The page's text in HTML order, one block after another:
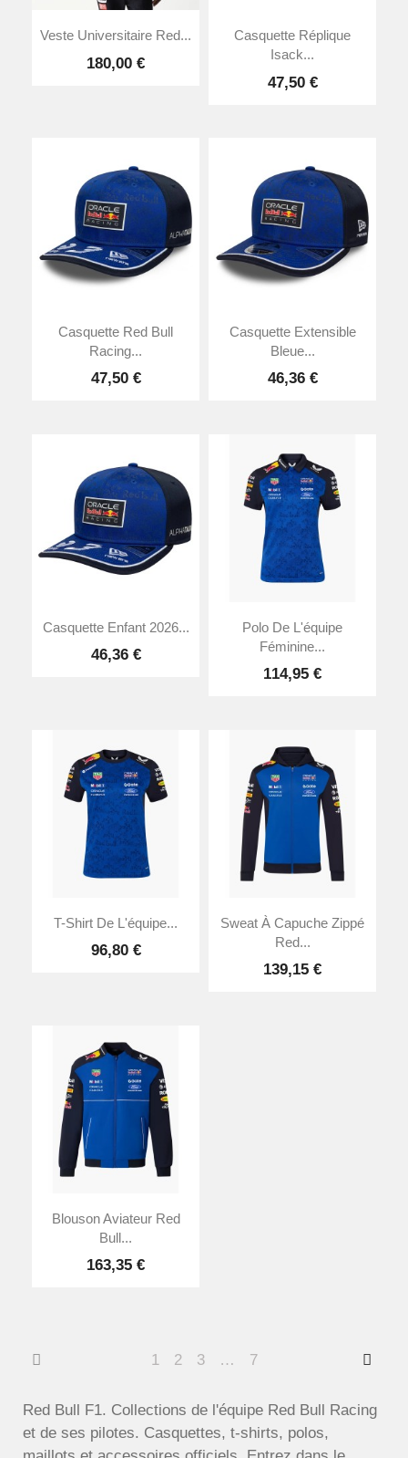
Veste Universitaire Red...
180,00 €
Casquette Réplique
Isack...
47,50 €
Casquette Red Bull
Racing...
47,50 €
Casquette Extensible
Bleue...
46,36 €
Casquette Enfant 2026...
46,36 €
Polo De L'équipe
Féminine...
114,95 €
T-Shirt De L'équipe...
96,80 €
Sweat À Capuche Zippé
Red...
139,15 €
Blouson Aviateur Red
Bull...
163,35 €
1 2 3 … 7
Red Bull F1. Collections de l'équipe Red Bull Racing
et de ses pilotes. Casquettes, t-shirts, polos,